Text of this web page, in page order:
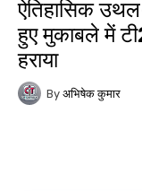
ऐतिहासिक
हुए मुकाबले में
हराया
By अभिषेक कुमार